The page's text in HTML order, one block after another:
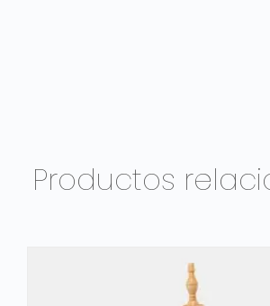
Productos